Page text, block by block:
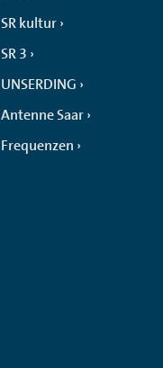
SR kultur
SR 3
UNSERDING
Antenne Saar
Frequenzen